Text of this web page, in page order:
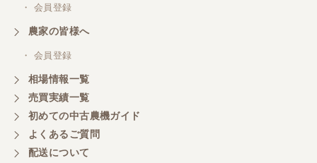
・ 会員登録
農家の皆様へ
・ 会員登録
相場情報一覧
売買実績一覧
初めての中古農機ガイド
よくあるご質問
配送について